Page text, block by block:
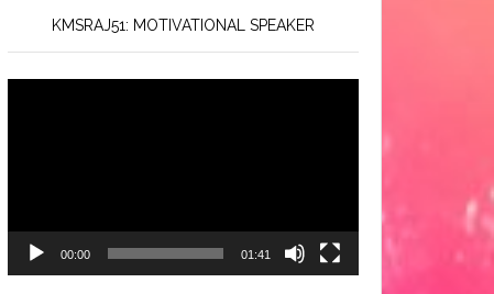
KMSRAJ51: MOTIVATIONAL SPEAKER
00:00 01:41